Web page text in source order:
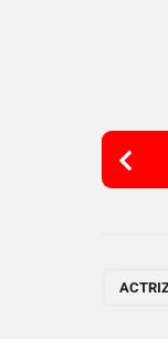
P
o
P